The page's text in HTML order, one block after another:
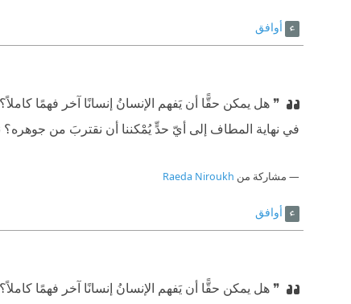
أوافق
❞ هل يمكن حقًّا أن يَفهم الإنسانُ إنسانًا آخر فهمًا كاملاً؟
في نهاية المطاف إلى أيّ حدٍّ يُمْكننا أن نقتربَ من جوهره؟
مشاركة من Raeda Niroukh
أوافق
❞ هل يمكن حقًّا أن يَفهم الإنسانُ إنسانًا آخر فهمًا كاملاً؟